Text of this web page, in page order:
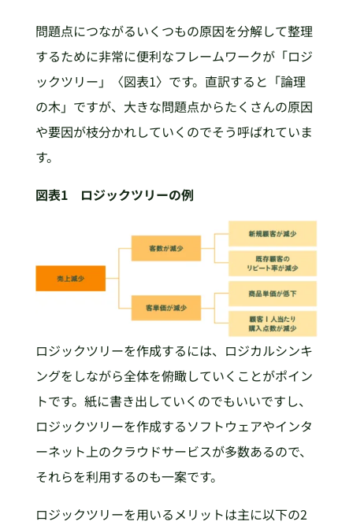
問題点につながるいくつもの原因を分解して整理
するために非常に便利なフレームワークが「ロジ
ックツリー」〈図表1〉です。直訳すると「論理
の木」ですが、大きな問題点からたくさんの原因
や要因が枝分かれしていくのでそう呼ばれていま
す。
図表1 ロジックツリーの例
ロジックツリーを作成するには、ロジカルシンキ
ングをしながら全体を俯瞰していくことがポイン
トです。紙に書き出していくのでもいいですし、
ロジックツリーを作成するソフトウェアやインタ
ーネット上のクラウドサービスが多数あるので、
それらを利用するのも一案です。
ロジックツリーを用いるメリットは主に以下の2